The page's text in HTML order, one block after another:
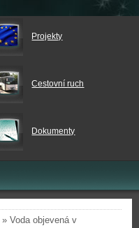
Projekty
Cestovní ruch
Dokumenty
» Voda objevená v